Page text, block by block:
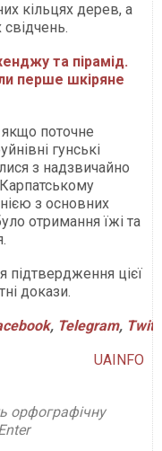
кільцях дерев, а
свідчень.
та пірамід.
перше шкіряне
поточне
гунські
з надзвичайно
з основних
отримання їжі та
підтвердження цієї
докази.
, Telegram,
UAINFO
орфографічну